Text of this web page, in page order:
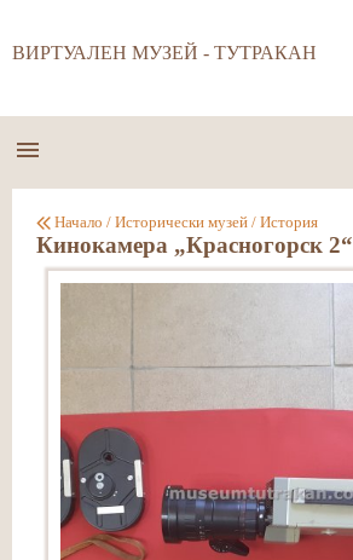
ВИРТУАЛЕН МУЗЕЙ - ТУТРАКАН
Начало / Исторически музей / История
Кинокамера „Красногорск 2“